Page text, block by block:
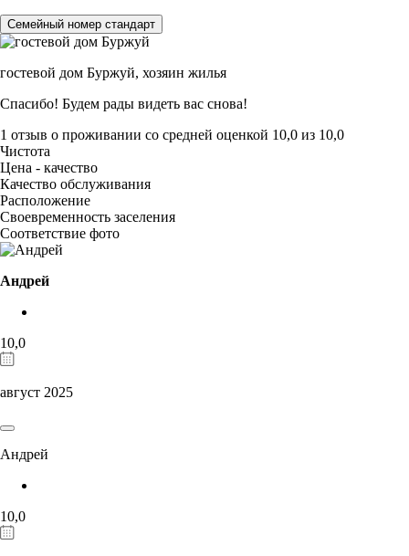
Семейный номер стандарт
гостевой дом Буржуй, хозяин жилья
Спасибо! Будем рады видеть вас снова!
1 отзыв о проживании со средней оценкой 10,0 из 10,0
Чистота
Цена - качество
Качество обслуживания
Расположение
Своевременность заселения
Соответствие фото
Андрей
10,0
август 2025
Андрей
10,0